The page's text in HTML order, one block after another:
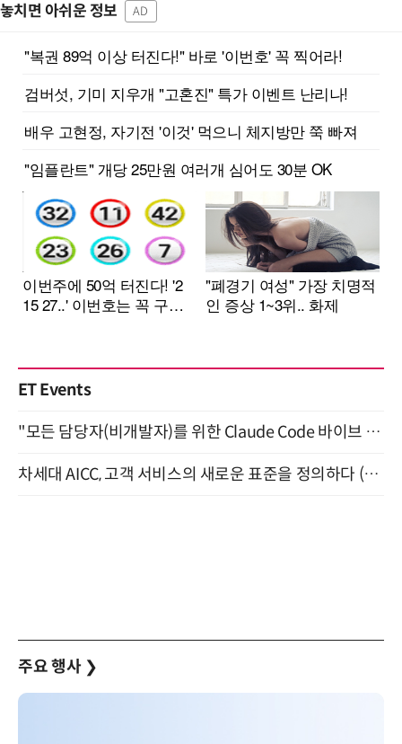
놓치면 아쉬운 정보 AD
ET Events
"모든 담당자(비개발자)를 위한 Claude Code 바이브 코딩 2-day 부트캠프" 9월 16~17일 개최
차세대 AICC, 고객 서비스의 새로운 표준을 정의하다 (9/9)
주요 행사 ❯